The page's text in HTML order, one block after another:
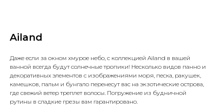
Ailand
Даже если за окном хмурое небо, с коллекцией Ailand в вашей
ванной всегда будут солнечные тропики! Несколько видов панно и
декоративных элементов с изображениями моря, песка, ракушек,
камешков, пальм и бунгало перенесут вас на экзотические острова,
где свежий ветер треплет волосы. Погружение из будничной
рутины в сладкие грезы вам гарантировано.